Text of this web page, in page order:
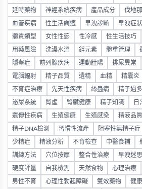
延時藥物 神經系統疾病 產品成分 伐地
血管疾病 性生活調適 早洩診斷 早洩症狀
體質類型 女性性慾 性冷感 性生活技巧
用藥風險 洗澡水溫 鋅元素 體重管理
隱睾症 前列腺疾病 運動壯陽 排尿異常
電腦輻射 精子品質 遺精 血精 精囊炎
不育症治療 先天性疾病 絲蟲病 精子過
泌尿系統 腎虛 腎臟健康 精子知識 日
遺傳性疾病 生殖健康 生殖感染 精液品質
精子DNA檢測 習慣性流產 阻塞性無精子症
少精症 精液分析 不育檢查 中醫食補
訓練方法 穴位按摩 整合性治療 早洩迷思
硬度評量 自我檢測 天然食物 心理治療
男性不育 心理性勃起障礙 雙效藥物 健